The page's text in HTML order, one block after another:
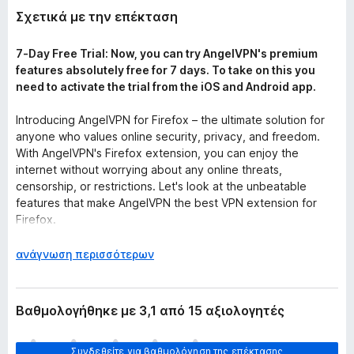
x
Σχετικά με την επέκταση
7-Day Free Trial: Now, you can try AngelVPN's premium
features absolutely free for 7 days. To take on this you
need to activate the trial from the iOS and Android app.
Introducing AngelVPN for Firefox – the ultimate solution for
anyone who values online security, privacy, and freedom.
With AngelVPN's Firefox extension, you can enjoy the
internet without worrying about any online threats,
censorship, or restrictions. Let's look at the unbeatable
features that make AngelVPN the best VPN extension for
Firefox.
Why do you need AngelVPN’s VPN proxy extension for
✓ Access geo-restricted content
If you’re someone who always finds ‘This content is not
available in your country’ a total bummer, then you definitely
Ε
έ
κ
τ
ανάγνωση περισσότερων
Βαθμολογήθηκε με 3,1 από 15 αξιολογητές
Συνδεθείτε για βαθμολόγηση της επέκτασης
Δ